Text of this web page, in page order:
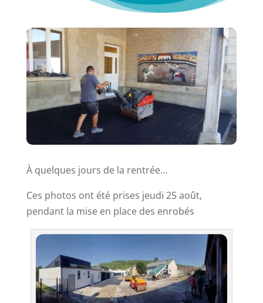
À quelques jours de la rentrée…
Ces photos ont été prises jeudi 25 août,
pendant la mise en place des enrobés